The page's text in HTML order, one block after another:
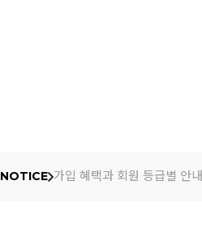
NOTICE 가입 혜택과 회원 등급별 안내